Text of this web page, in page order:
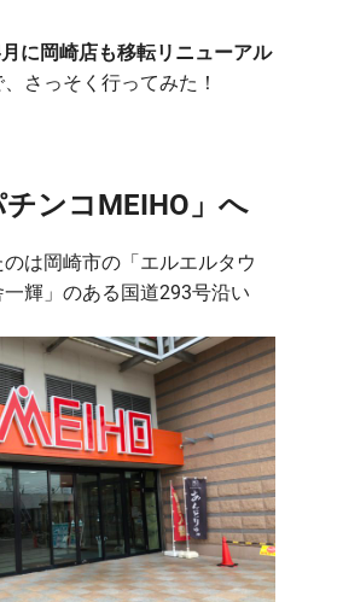
に岡崎店も移転リニューアル
さっそく行ってみた！
ンコMEIHO」へ
は岡崎市の「エルエルタウ
輝」のある国道293号沿い